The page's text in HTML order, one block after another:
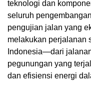
teknologi dan
seluruh
pengujian jalan yang
melakukan perjalanan
Indonesia—dari
pegunungan yang
dan efisiensi energi